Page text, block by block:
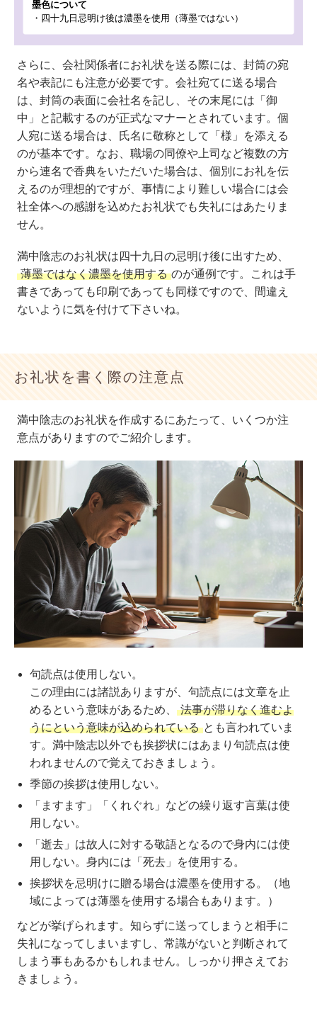
さらに、会社関係者にお礼状を送る際には、封筒の宛
名や表記にも注意が必要です。会社宛てに送る場合
は、封筒の表面に会社名を記し、その末尾には「御
中」と記載するのが正式なマナーとされています。個
人宛に送る場合は、氏名に敬称として「様」を添える
のが基本です。なお、職場の同僚や上司など複数の方
から連名で香典をいただいた場合は、個別にお礼を伝
えるのが理想的ですが、事情により難しい場合には会
社全体への感謝を込めたお礼状でも失礼にはあたりま
せん。
満中陰志のお礼状は四十九日の忌明け後に出すため、
薄墨ではなく濃墨を使用する のが通例です。これは手
書きであっても印刷であっても同様ですので、間違え
ないように気を付けて下さいね。
お礼状を書く際の注意点
満中陰志のお礼状を作成するにあたって、いくつか注
意点がありますのでご紹介します。
句読点は使用しない。
この理由には諸説ありますが、句読点には文章を止
めるという意味があるため、 法事が滞りなく進むよ
うにという意味が込められている とも言われていま
す。満中陰志以外でも挨拶状にはあまり句読点は使
われませんので覚えておきましょう。
季節の挨拶は使用しない。
「ますます」「くれぐれ」などの繰り返す言葉は使
用しない。
「逝去」は故人に対する敬語となるので身内には使
用しない。身内には「死去」を使用する。
挨拶状を忌明けに贈る場合は濃墨を使用する。（地
域によっては薄墨を使用する場合もあります。）
などが挙げられます。知らずに送ってしまうと相手に
失礼になってしまいますし、常識がないと判断されて
しまう事もあるかもしれません。しっかり押さえてお
きましょう。